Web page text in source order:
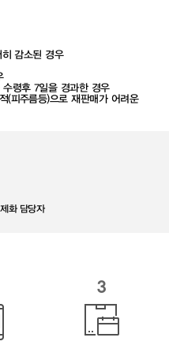
감소된 경우
령후 7일을 경과한 경우
(피주름등)으로 재판매가 어려운
화 담당자
3